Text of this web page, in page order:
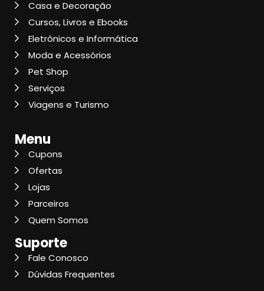
Casa e Decoração
Cursos, Livros e Ebooks
Eletrônicos e Informática
Moda e Acessórios
Pet Shop
Serviços
Viagens e Turismo
Menu
Cupons
Ofertas
Lojas
Parceiros
Quem Somos
Suporte
Fale Conosco
Dúvidas Frequentes